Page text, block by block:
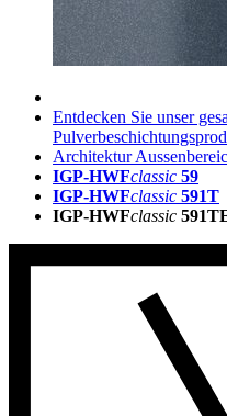
Entdecken Sie unser
Architektur
IGP-HWFclassic 59
IGP-HWFclassic 591T
IGP-HWFclassic